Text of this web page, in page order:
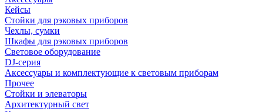
Кейсы
Стойки для рэковых приборов
Чехлы, сумки
Шкафы для рэковых приборов
Световое оборудование
DJ-серия
Аксессуары и комплектующие к световым приборам
Прочее
Стойки и элеваторы
Архитектурный свет